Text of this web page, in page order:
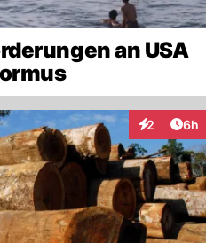
an USA
2 6h